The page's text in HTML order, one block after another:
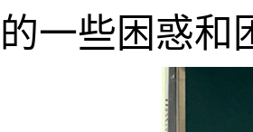
的一些困惑和